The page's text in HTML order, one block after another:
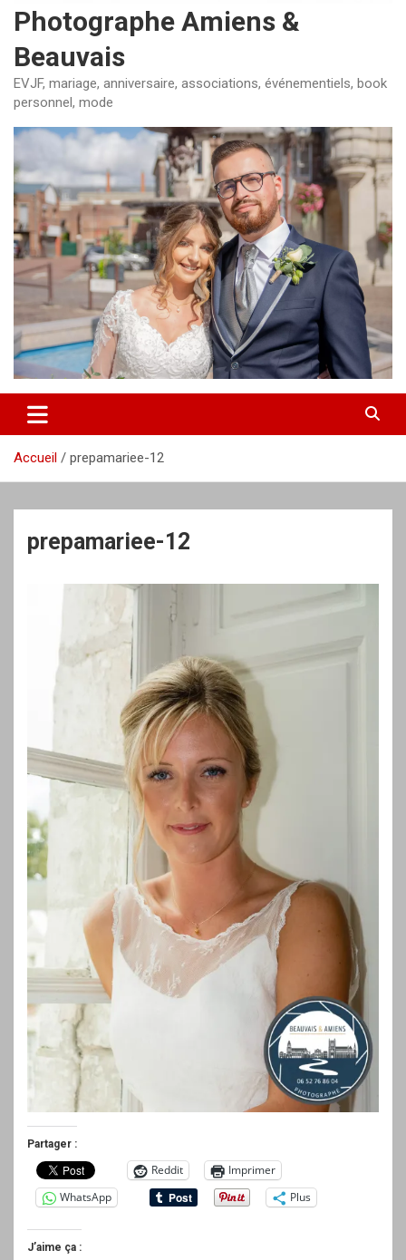
Photographe Amiens &
Beauvais
EVJF, mariage, anniversaire, associations, événementiels, book
personnel, mode
Accueil prepamariee-12
prepamariee-12
Partager :
Reddit
Imprimer
WhatsApp
Plus
J’aime ça :